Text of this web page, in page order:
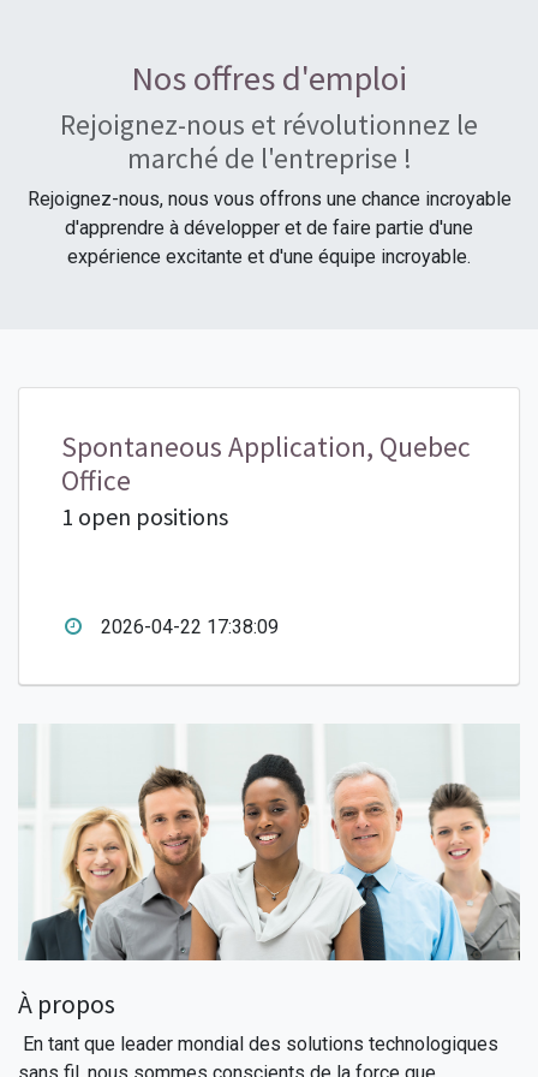
Nos offres d'emploi
Rejoignez-nous et révolutionnez le
marché de l'entreprise !
Rejoignez-nous, nous vous offrons une chance incroyable
d'apprendre à développer et de faire partie d'une
expérience excitante et d'une équipe incroyable.
Spontaneous Application, Quebec
Office
1 open positions
2026-04-22 17:38:09
À propos
En tant que leader mondial des solutions technologiques